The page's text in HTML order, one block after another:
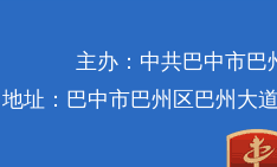
主办：中共巴中市巴
地址：巴中市巴州区巴州大